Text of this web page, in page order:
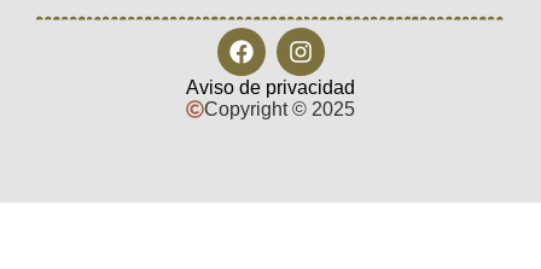
Copyright © 2025
Aviso de privacidad